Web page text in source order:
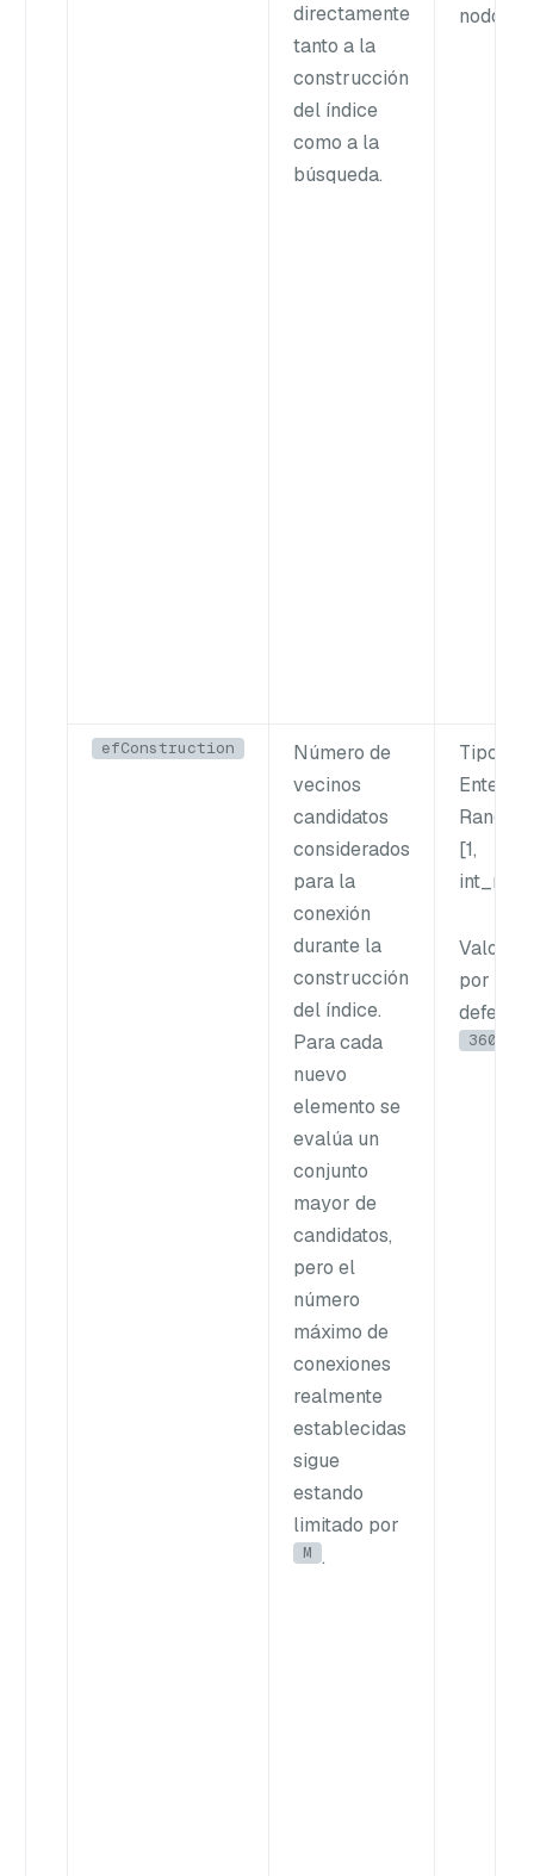
directamente
tanto a la
construcción
del índice
como a la
búsqueda.
nodo)
efConstruction
Número de
vecinos
candidatos
considerados
para la
conexión
durante la
construcción
del índice.
Para cada
nuevo
elemento se
evalúa un
conjunto
mayor de
candidatos,
pero el
número
máximo de
conexiones
realmente
establecidas
sigue
estando
limitado por
M .
Tipo
Entero
Rango
[1,
int_max
Valor
por
defecto
360